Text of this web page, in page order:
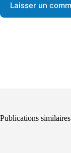
Laisser un
Publications similaires